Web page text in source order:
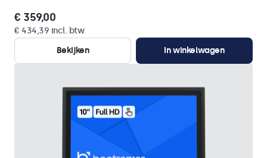
€ 359,00
€ 434,39 incl. btw
Bekijken
In winkelwagen